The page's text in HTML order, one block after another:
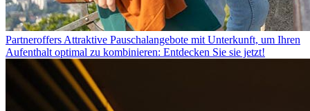
Partneroffers Attraktive Pauschalangebote mit Unterkunft, um Ihren
Aufenthalt optimal zu kombinieren: Entdecken Sie sie jetzt!